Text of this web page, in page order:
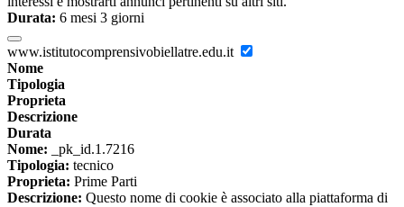
Durata: 6 mesi 3 giorni
www.istitutocomprensivobiellatre.edu.it
Nome
Tipologia
Proprieta
Descrizione
Durata
Nome: _pk_id.1.7216
Tipologia: tecnico
Proprieta: Prime Parti
Descrizione: Questo nome di cookie è associato alla piattaforma di